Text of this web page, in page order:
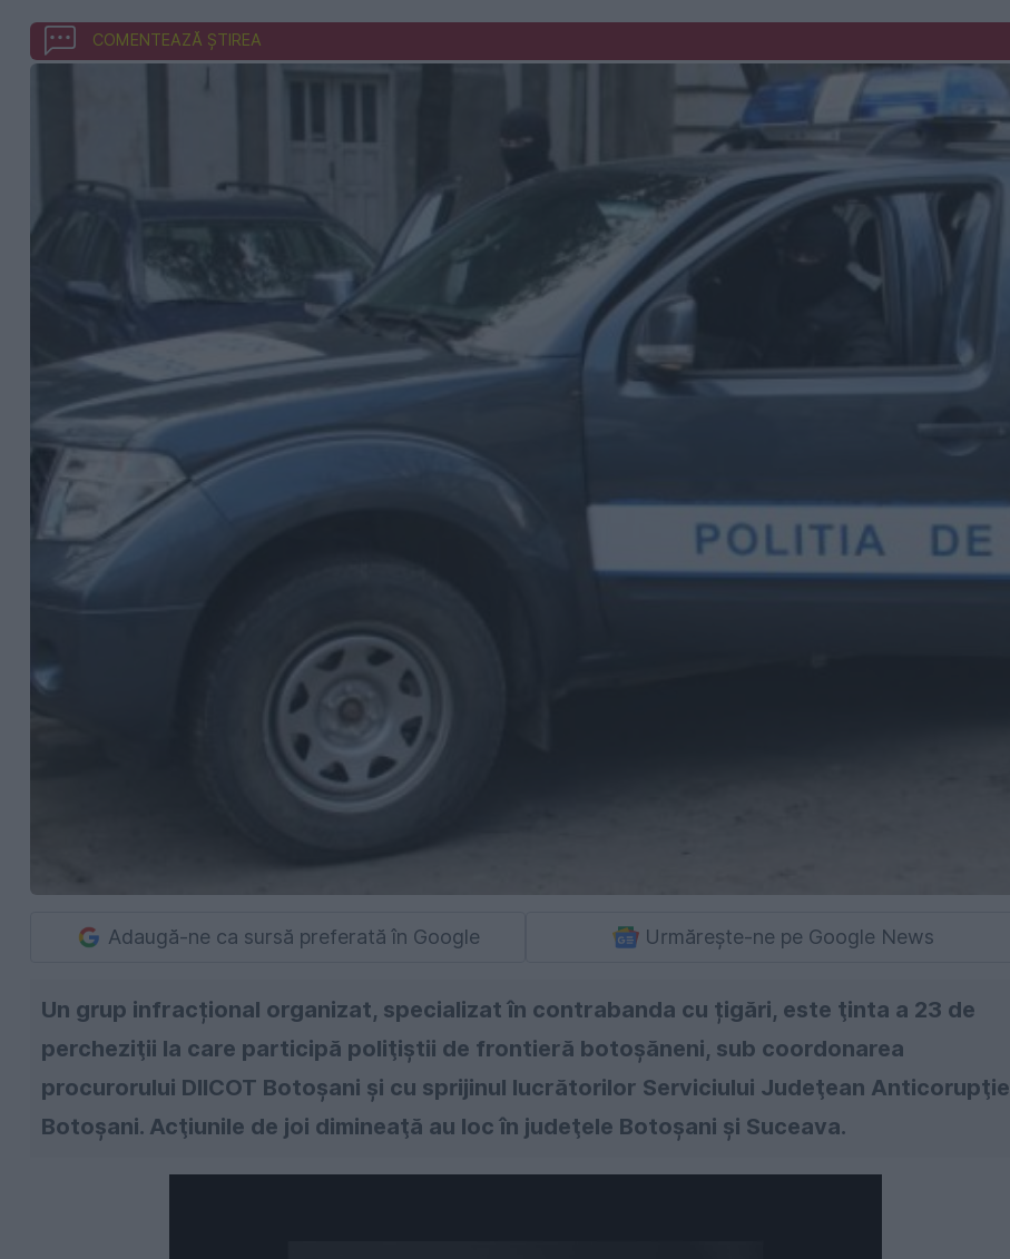
COMENTEAZĂ ȘTIREA
Adaugă-ne ca sursă preferată în Google Urmărește-ne pe Google News
Un grup infracțional organizat, specializat în contrabanda cu țigări, este ţinta a 23 de
percheziţii la care participă poliţiştii de frontieră botoşăneni, sub coordonarea
procurorului DIICOT Botoşani și cu sprijinul lucrătorilor Serviciului Judeţean Anticorupţie
Botoşani. Acţiunile de joi dimineaţă au loc în judeţele Botoşani şi Suceava.